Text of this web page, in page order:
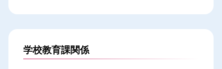
学校教育課関係